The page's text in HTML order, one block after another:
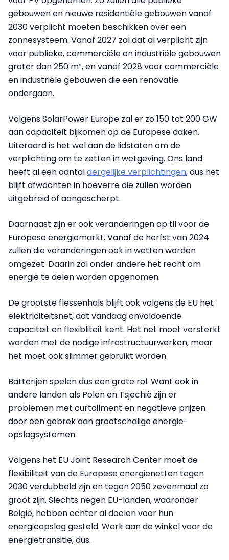
gebouwen en nieuwe residentiële gebouwen vanaf
2030 verplicht moeten beschikken over een
zonnesysteem. Vanaf 2027 zal dat al verplicht zijn
voor publieke, commerciële en industriële gebouwen
groter dan 250 m², en vanaf 2028 voor commerciële
en industriële gebouwen die een renovatie
ondergaan.
Volgens SolarPower Europe zal er zo 150 tot 200 GW
aan capaciteit bijkomen op de Europese daken.
Uiteraard is het wel aan de lidstaten om de
verplichting om te zetten in wetgeving. Ons land
heeft al een aantaldergelijke verplichtingen, dus het
blijft afwachten in hoeverre die zullen worden
uitgebreid of aangescherpt.
Daarnaast zijn er ook veranderingen op til voor de
Europese energiemarkt. Vanaf de herfst van 2024
zullen die veranderingen ook in wetten worden
omgezet. Daarin zal onder andere het recht om
energie te delen worden opgenomen.
De grootste flessenhals blijft ook volgens de EU het
elektriciteitsnet, dat vandaag onvoldoende
capaciteit en flexibliteit kent. Het net moet versterkt
worden met de nodige infrastructuurwerken, maar
het moet ook slimmer gebruikt worden.
Batterijen spelen dus een grote rol. Want ook in
andere landen als Polen en Tsjechië zijn er
problemen met curtailment en negatieve prijzen
door een gebrek aan grootschalige energie-
opslagsystemen.
Volgens het EU Joint Research Center moet de
flexibiliteit van de Europese energienetten tegen
2030 verdubbeld zijn en tegen 2050 zevenmaal zo
groot zijn. Slechts negen EU-landen, waaronder
België, hebben echter al doelen voor hun
energieopslag gesteld. Werk aan de winkel voor de
energietransitie, dus.